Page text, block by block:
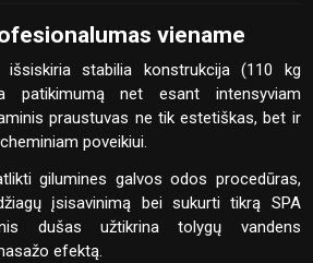
viename
stabilia konstrukcija (110 kg
patikimumą net esant intensyviam
praustuvas ne tik estetiškas, bet ir
poveikiui.
gilumines galvos odos procedūras,
įsisavinimą bei sukurti tikrą SPA
dušas užtikrina tolygų vandens
efektą.